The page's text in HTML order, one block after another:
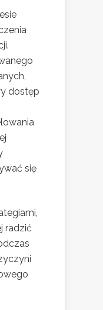
dostęp
się
radzić